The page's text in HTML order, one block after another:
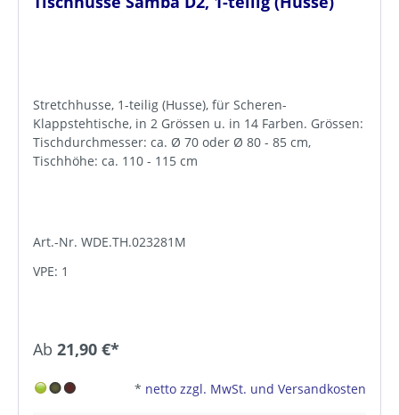
Stretchhusse, 1-teilig (Husse), für Scheren-
Klappstehtische, in 2 Grössen u. in 14 Farben. Grössen:
Tischdurchmesser: ca. Ø 70 oder Ø 80 - 85 cm,
Tischhöhe: ca. 110 - 115 cm
Art.-Nr. WDE.TH.023281M
VPE: 1
Ab 21,90 €*
* netto zzgl. MwSt. und Versandkosten